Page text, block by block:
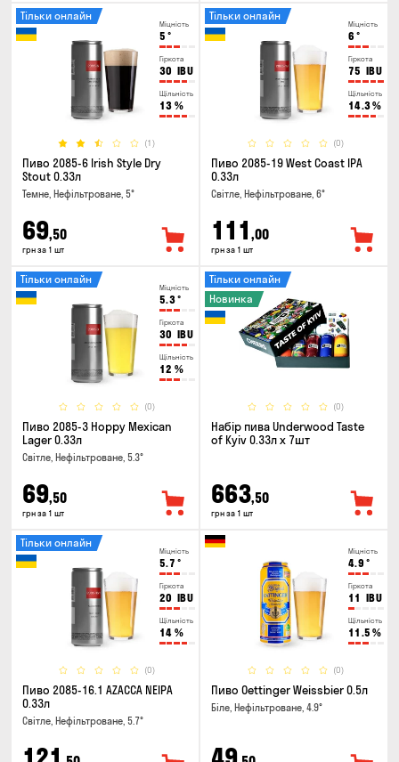
Міцність
5 °
Гіркота
30 IBU
Щільність
13 %
(1)
Тільки онлайн
Пиво 2085-6 Irish Style Dry
Stout 0.33л
Темне, Нефільтроване, 5°
69,50
грн за 1 шт
Міцність
6 °
Гіркота
75 IBU
Щільність
14.3%
(0)
Тільки онлайн
Пиво 2085-19 West Coast IPA
0.33л
Світле, Нефільтроване, 6°
111 ,00
грн за 1 шт
Міцність
5.3°
Гіркота
30 IBU
Щільність
12 %
(0)
Тільки онлайн
Пиво 2085-3 Hoppy Mexican
Lager 0.33л
Світле, Нефільтроване, 5.3°
69,50
грн за 1 шт
(0)
Тільки онлайн
Новинка
Набір пива Underwood Taste
of Kyiv 0.33л x 7шт
663,50
грн за 1 шт
Міцність
5.7 °
Гіркота
20 IBU
Щільність
14 %
(0)
Тільки онлайн
Пиво 2085-16.1 AZACCA NEIPA
0.33л
Світле, Нефільтроване, 5.7°
Міцність
4.9 °
Гіркота
11 IBU
Щільність
11.5 %
(0)
Пиво Oettinger Weissbier 0.5л
Біле, Нефільтроване, 4.9°